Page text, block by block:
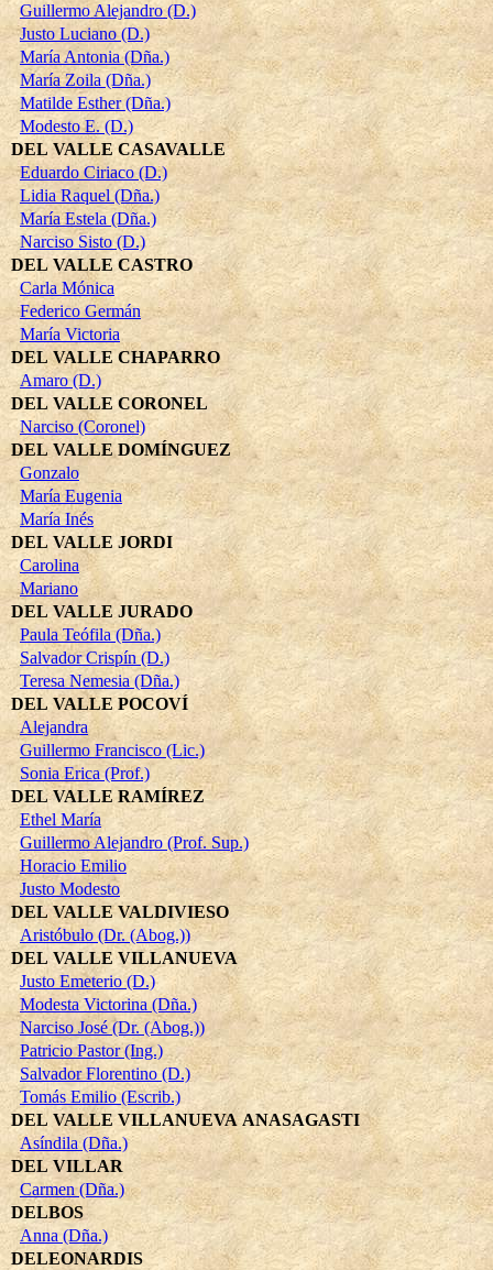
Guillermo Alejandro (D.)
Justo Luciano (D.)
María Antonia (Dña.)
María Zoila (Dña.)
Matilde Esther (Dña.)
Modesto E. (D.)
DEL VALLE CASAVALLE
Eduardo Ciriaco (D.)
Lidia Raquel (Dña.)
María Estela (Dña.)
Narciso Sisto (D.)
DEL VALLE CASTRO
Carla Mónica
Federico Germán
María Victoria
DEL VALLE CHAPARRO
Amaro (D.)
DEL VALLE CORONEL
Narciso (Coronel)
DEL VALLE DOMÍNGUEZ
Gonzalo
María Eugenia
María Inés
DEL VALLE JORDI
Carolina
Mariano
DEL VALLE JURADO
Paula Teófila (Dña.)
Salvador Crispín (D.)
Teresa Nemesia (Dña.)
DEL VALLE POCOVÍ
Alejandra
Guillermo Francisco (Lic.)
Sonia Erica (Prof.)
DEL VALLE RAMÍREZ
Ethel María
Guillermo Alejandro (Prof. Sup.)
Horacio Emilio
Justo Modesto
DEL VALLE VALDIVIESO
Aristóbulo (Dr. (Abog.))
DEL VALLE VILLANUEVA
Justo Emeterio (D.)
Modesta Victorina (Dña.)
Narciso José (Dr. (Abog.))
Patricio Pastor (Ing.)
Salvador Florentino (D.)
Tomás Emilio (Escrib.)
DEL VALLE VILLANUEVA ANASAGASTI
Asíndila (Dña.)
DEL VILLAR
Carmen (Dña.)
DELBOS
Anna (Dña.)
DELEONARDIS